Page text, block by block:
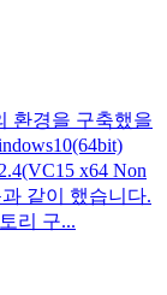
환경을 구축했을
x64 Non
같이 했습니다.
리 구...